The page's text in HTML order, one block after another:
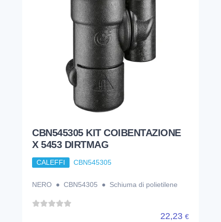
CBN545305 KIT COIBENTAZIONE
X 5453 DIRTMAG
CALEFFI CBN545305
NERO ● CBN54305 ● Schiuma di polietilene
22,23 €